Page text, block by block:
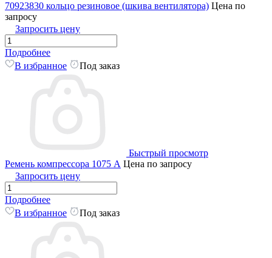
70923830 кольцо резиновое (шкива вентилятора) Цена по
запросу
Запросить цену
Подробнее
В избранное
Под заказ
Быстрый просмотр
Ремень компрессора 1075 А Цена по запросу
Запросить цену
Подробнее
В избранное
Под заказ